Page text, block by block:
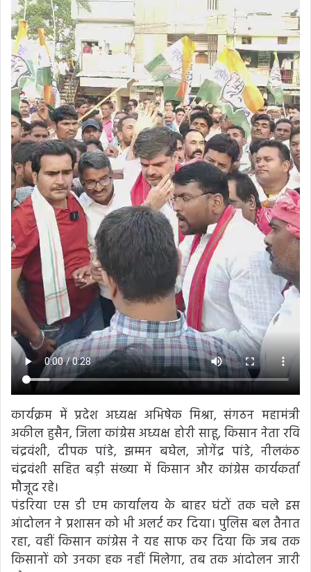
कार्यक्रम में प्रदेश अध्यक्ष अभिषेक मिश्रा, संगठन महामंत्री
अकील हुसैन, जिला कांग्रेस अध्यक्ष होरी साहू, किसान नेता रवि
चंद्रवंशी, दीपक पांडे, झम्मन बघेल, जोगेंद्र पांडे, नीलकंठ
चंद्रवंशी सहित बड़ी संख्या में किसान और कांग्रेस कार्यकर्ता
मौजूद रहे।
पंडरिया एस डी एम कार्यालय के बाहर घंटों तक चले इस
आंदोलन ने प्रशासन को भी अलर्ट कर दिया। पुलिस बल तैनात
रहा, वहीं किसान कांग्रेस ने यह साफ कर दिया कि जब तक
किसानों को उनका हक नहीं मिलेगा, तब तक आंदोलन जारी